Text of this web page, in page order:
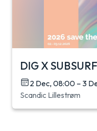
DIG X
2 Dec, 08:00 – 3
Scandic Lillestrøm